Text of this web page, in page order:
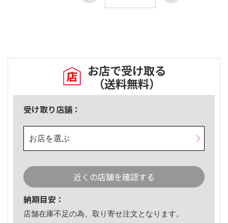
お店で受け取る
（送料無料）
受け取り店舗：
お店を選ぶ
近くの店舗を確認する
納期目安：
店舗在庫不足の為、取り寄せ注文となります。